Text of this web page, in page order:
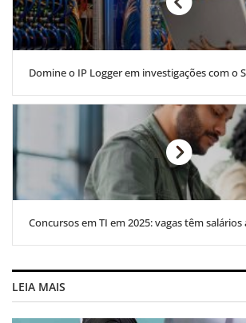
Domine o IP Logger em investigações com o
Concursos em TI em 2025: vagas têm salários
LEIA MAIS